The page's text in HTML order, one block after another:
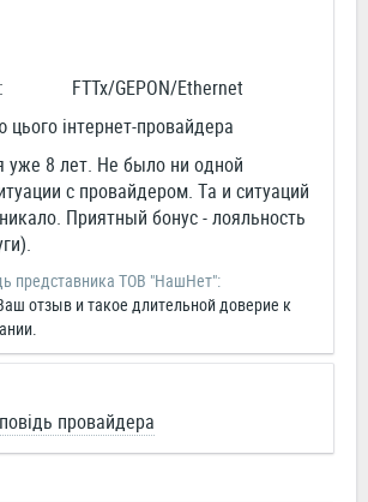
FTTx/GEPON/Ethernet
інтернет-провайдера
уже 8 лет. Не было ни одной
с провайдером. Та и ситуаций
Приятный бонус - лояльность
представника ТОВ "НашНет":
отзыв и такое длительной доверие к
провайдера